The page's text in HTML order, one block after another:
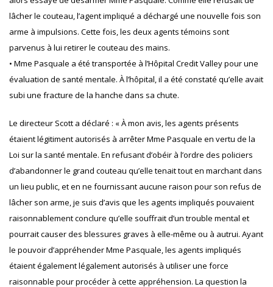
lâcher le couteau, l’agent impliqué a déchargé une nouvelle fois son
arme à impulsions. Cette fois, les deux agents témoins sont
parvenus à lui retirer le couteau des mains.
• Mme Pasquale a été transportée à l’Hôpital Credit Valley pour une
évaluation de santé mentale. À l’hôpital, il a été constaté qu’elle avait
subi une fracture de la hanche dans sa chute.
Le directeur Scott a déclaré : « À mon avis, les agents présents
étaient légitiment autorisés à arrêter Mme Pasquale en vertu de la
Loi sur la santé mentale. En refusant d’obéir à l’ordre des policiers
d’abandonner le grand couteau qu’elle tenait tout en marchant dans
un lieu public, et en ne fournissant aucune raison pour son refus de
lâcher son arme, je suis d’avis que les agents impliqués pouvaient
raisonnablement conclure qu’elle souffrait d’un trouble mental et
pourrait causer des blessures graves à elle-même ou à autrui. Ayant
le pouvoir d’appréhender Mme Pasquale, les agents impliqués
étaient également légalement autorisés à utiliser une force
raisonnable pour procéder à cette appréhension. La question la